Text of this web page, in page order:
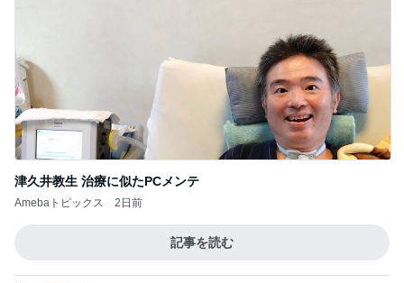
津久井教生 治療に似たPCメンテ
Amebaトピックス 2日前
記事を読む